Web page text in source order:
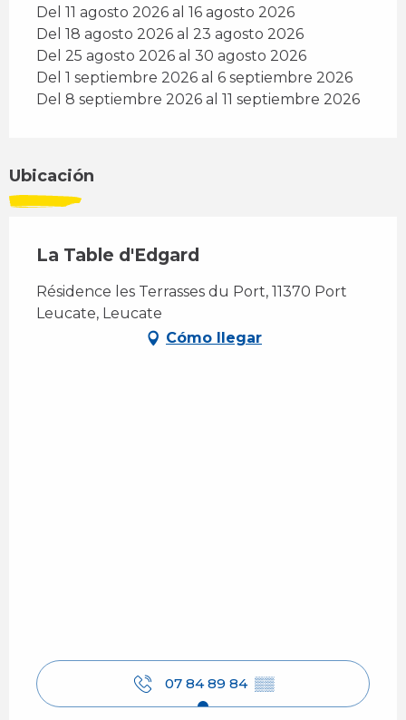
Del 11 agosto 2026 al 16 agosto 2026
Del 18 agosto 2026 al 23 agosto 2026
Del 25 agosto 2026 al 30 agosto 2026
Del 1 septiembre 2026 al 6 septiembre 2026
Del 8 septiembre 2026 al 11 septiembre 2026
Ubicación
La Table d'Edgard
Résidence les Terrasses du Port, 11370 Port
Leucate, Leucate
Cómo llegar
07 84 89 84 ▒▒